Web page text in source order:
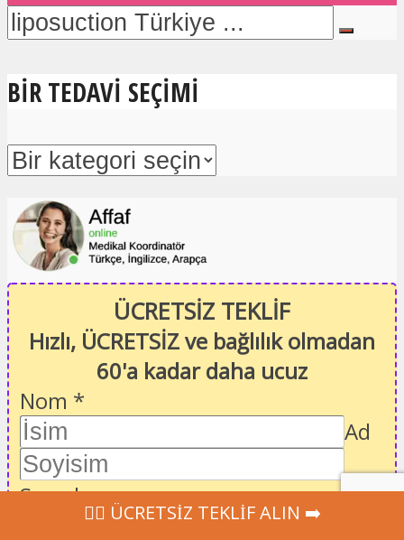
BIR TEDAVI SEÇIMI
ÜCRETSİZ TEKLİF
Hızlı, ÜCRETSİZ ve bağlılık olmadan
60'a kadar daha ucuz
Nom *
Ad
Soyad
*
‍👩‍⚕ ÜCRETSİZ TEKLİF ALIN ➡️